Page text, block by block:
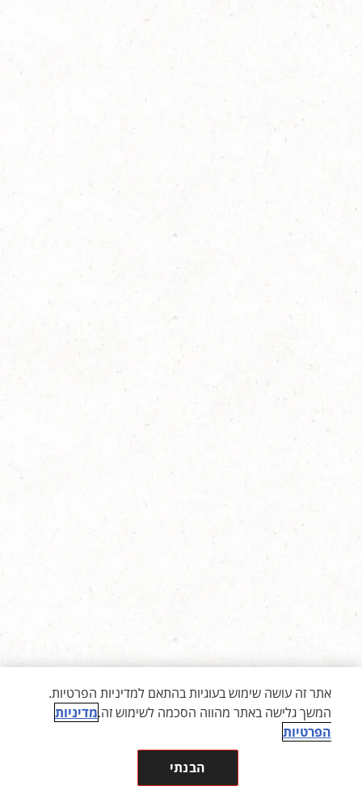
אתר זה עושה שימוש בעוגיות בהתאם למדיניות הפרטיות.
המשך גלישה באתר מהווה הסכמה לשימוש זה.מדיניות
הפרטיות
הבנתי